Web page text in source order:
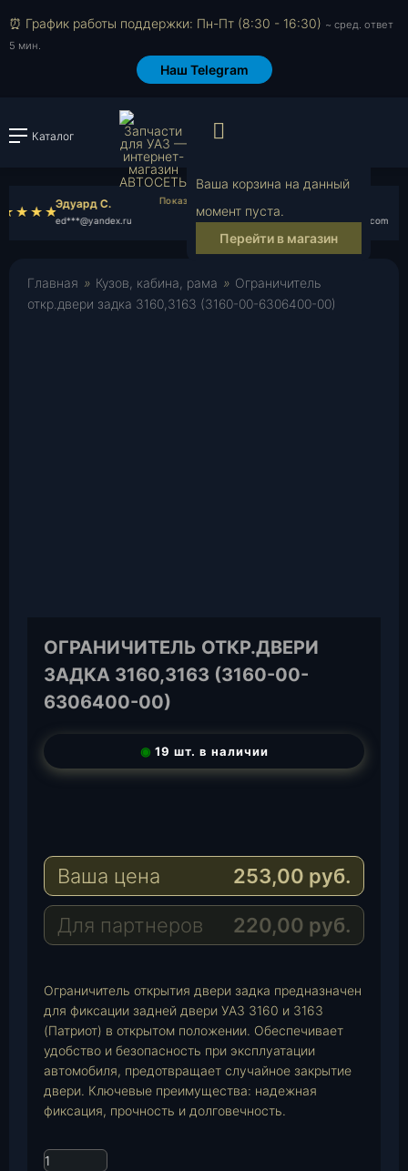
⏰ График работы поддержки: Пн-Пт (8:30 - 16:30) ~ сред. ответ
5 мин.
Наш Telegram
Каталог Войти или
Ваша корзина на данный
момент пуста.
Перейти в магазин
Эдуард С.
ed***@yandex.ru ol***@yahoo.com
Главная » Кузов, кабина, рама » Ограничитель
откр.двери задка 3160,3163 (3160-00-6306400-00)
ОГРАНИЧИТЕЛЬ ОТКР.ДВЕРИ
ЗАДКА 3160,3163 (3160-00-
6306400-00)
◉ 19 шт. в наличии
e
r
a
m
a
s
A
p
a
i
l
Ваша цена 253,00 руб.
Для партнеров 220,00 руб.
Ограничитель открытия двери задка предназначен
для фиксации задней двери УАЗ 3160 и 3163
(Патриот) в открытом положении. Обеспечивает
удобство и безопасность при эксплуатации
автомобиля, предотвращает случайное закрытие
двери. Ключевые преимущества: надежная
фиксация, прочность и долговечность.
К